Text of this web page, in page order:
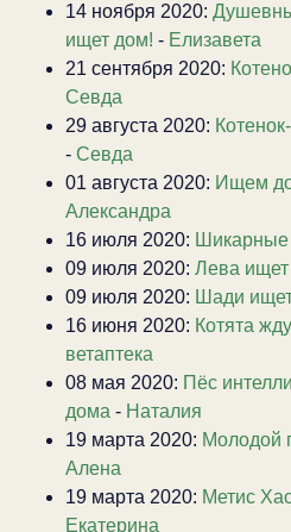
14 ноября 2020:
ищет дом! - Елизавета
21 сентября 2020:
Севда
29 августа 2020:
- Севда
01 августа 2020: Ищем
Александра
16 июля 2020: Шикарные
09 июля 2020: Лева
09 июля 2020: Шади
16 июня 2020: Котята
ветаптека
08 мая 2020: Пёс
дома - Наталия
19 марта 2020: Молодой
Алена
19 марта 2020: Метис
Екатерина